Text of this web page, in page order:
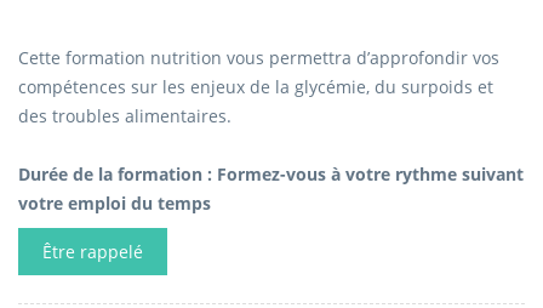
Cette formation nutrition vous permettra d’approfondir vos
compétences sur les enjeux de la glycémie, du surpoids et
des troubles alimentaires.
Durée de la formation : Formez-vous à votre rythme suivant
votre emploi du temps
Être rappelé